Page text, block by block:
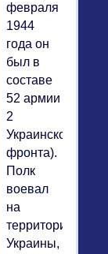
февраля
1944
года он
был в
составе
52 армии
2
Украинского
фронта).
Полк
воевал
на
территории
Украины,